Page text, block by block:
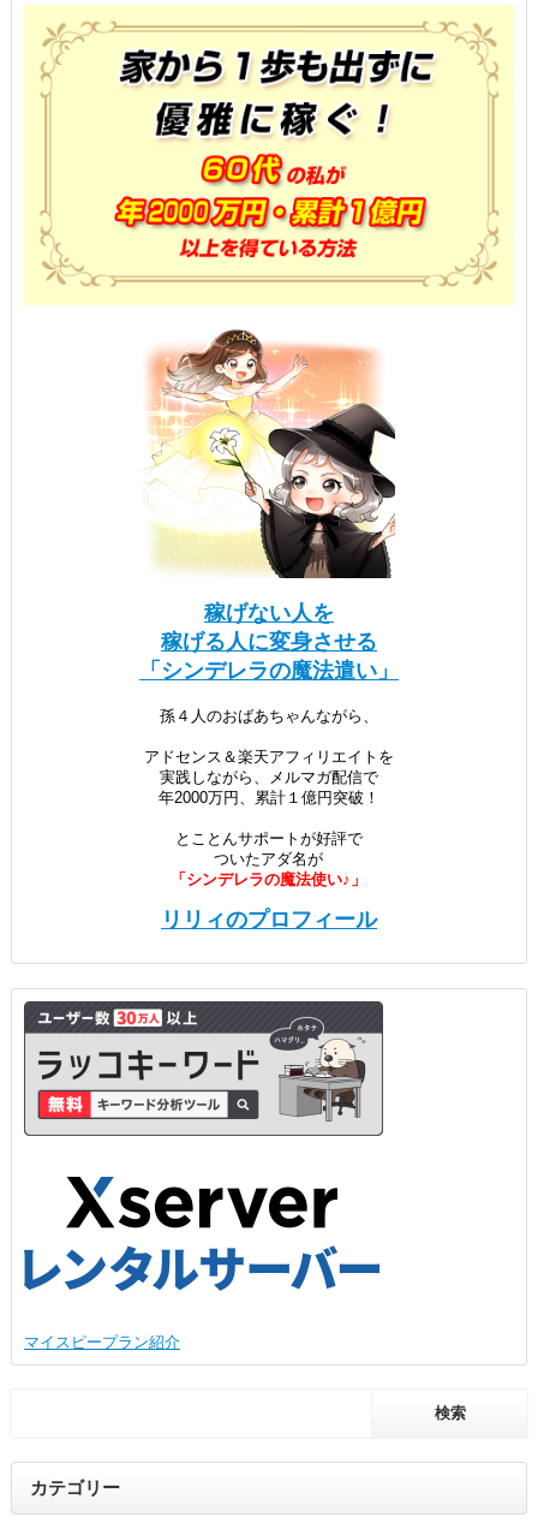
稼げない人を
稼げる人に変身させる
「シンデレラの魔法遣い」
孫４人のおばあちゃんながら、
アドセンス＆楽天アフィリエイトを
実践しながら、メルマガ配信で
年2000万円、累計１億円突破！
とことんサポートが好評で
ついたアダ名が
「シンデレラの魔法使い♪」
リリィのプロフィール
マイスピープラン紹介
カテゴリー